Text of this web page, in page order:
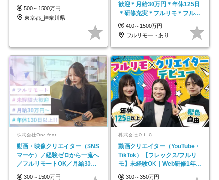
500～1500万円
東京都_神奈川県
歓迎＊月給30万円＊年休125日
＊研修充実＊フルリモ＊フルフ
レックス＊
400～1500万円
フルリモートあり
株式会社One feat.
動画・映像クリエイター（SNS
マーケ）／経験ゼロから一流へ
／フルリモートOK／月給30万
円～／年休130日以上
300～1500万円
株式会社ＯＬＣ
動画クリエイター（YouTube・
TikTok）【フレックス/フルリ
モ】未経験OK｜Web研修1年間
｜副業OK
300～350万円